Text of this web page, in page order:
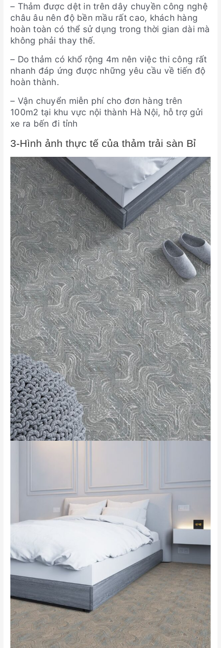
– Thảm được dệt in trên dây chuyền công nghệ
châu âu nên độ bền mầu rất cao, khách hàng
hoàn toàn có thể sử dụng trong thời gian dài mà
không phải thay thế.
– Do thảm có khổ rộng 4m nên việc thi công rất
nhanh đáp ứng được những yêu cầu về tiến độ
hoàn thành.
– Vận chuyển miễn phí cho đơn hàng trên
100m2 tại khu vực nội thành Hà Nội, hỗ trợ gửi
xe ra bến đi tỉnh
3-Hình ảnh thực tế của thảm trải sàn Bỉ